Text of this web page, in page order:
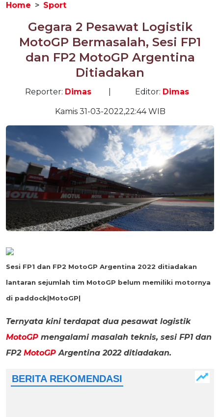
Home Sport
Gegara 2 Pesawat Logistik
MotoGP Bermasalah, Sesi FP1
dan FP2 MotoGP Argentina
Ditiadakan
Reporter: Dimas Editor: Dimas
Kamis 31-03-2022,22:44 WIB
Sesi FP1 dan FP2 MotoGP Argentina 2022 ditiadakan
lantaran sejumlah tim MotoGP belum memiliki motornya
di paddock|MotoGP|
Ternyata kini terdapat dua pesawat logistik
MotoGP mengalami masalah teknis, sesi FP1 dan
FP2 MotoGP Argentina 2022 ditiadakan.